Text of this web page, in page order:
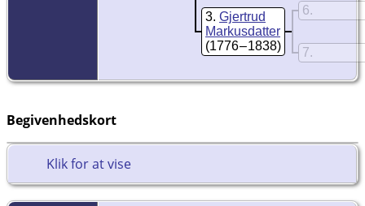
3 Gjertrud
Markusdatter
(1776 – 1838)
6
7
Begivenhedskort
Klik for at vise